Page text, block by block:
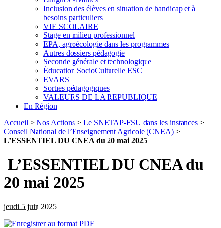
Inclusion des élèves en situation de handicap et à
besoins particuliers
VIE SCOLAIRE
Stage en milieu professionnel
EPA, agroécologie dans les programmes
Autres dossiers pédagogie
Seconde générale et technologique
Éducation SocioCulturelle ESC
EVARS
Sorties pédagogiques
VALEURS DE LA REPUBLIQUE
En Région
Accueil > Nos Actions > Le SNETAP-FSU dans les instances >
Conseil National de l’Enseignement Agricole (CNEA) >
L’ESSENTIEL DU CNEA du 20 mai 2025
L’ESSENTIEL DU CNEA du
20 mai 2025
jeudi 5 juin 2025